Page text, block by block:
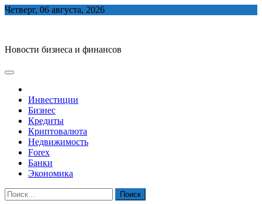
Skip
Четверг, 06 августа, 2026
Новости бизнеса и финансов
Инвестиции
Бизнес
Кредиты
Криптовалюта
Недвижимость
Forex
Банки
Экономика
Найти: